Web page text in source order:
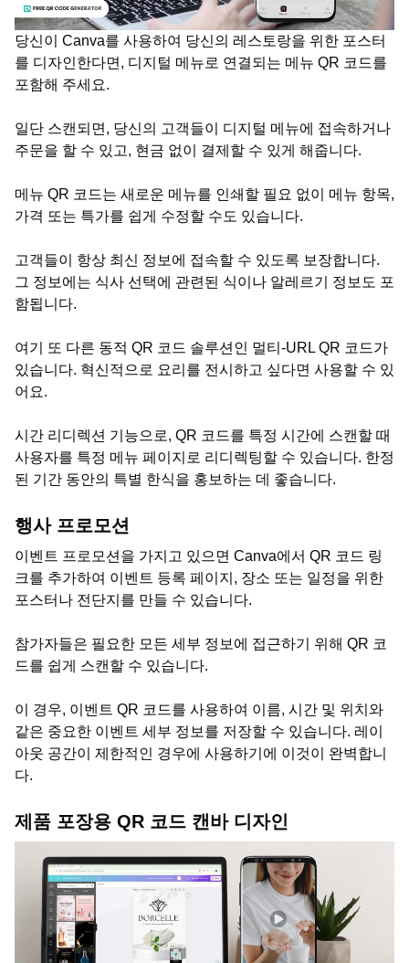
당신이 Canva를 사용하여 당신의 레스토랑을 위한 포스터
를 디자인한다면, 디지털 메뉴로 연결되는 메뉴 QR 코드를
포함해 주세요.
일단 스캔되면, 당신의 고객들이 디지털 메뉴에 접속하거나
주문을 할 수 있고, 현금 없이 결제할 수 있게 해줍니다.
메뉴 QR 코드는 새로운 메뉴를 인쇄할 필요 없이 메뉴 항목,
가격 또는 특가를 쉽게 수정할 수도 있습니다.
고객들이 항상 최신 정보에 접속할 수 있도록 보장합니다.
그 정보에는 식사 선택에 관련된 식이나 알레르기 정보도 포
함됩니다.
여기 또 다른 동적 QR 코드 솔루션인 멀티-URL QR 코드가
있습니다. 혁신적으로 요리를 전시하고 싶다면 사용할 수 있
어요.
시간 리디렉션 기능으로, QR 코드를 특정 시간에 스캔할 때
사용자를 특정 메뉴 페이지로 리디렉팅할 수 있습니다. 한정
된 기간 동안의 특별 한식을 홍보하는 데 좋습니다.
행사 프로모션
이벤트 프로모션을 가지고 있으면 Canva에서 QR 코드 링
크를 추가하여 이벤트 등록 페이지, 장소 또는 일정을 위한
포스터나 전단지를 만들 수 있습니다.
참가자들은 필요한 모든 세부 정보에 접근하기 위해 QR 코
드를 쉽게 스캔할 수 있습니다.
이 경우, 이벤트 QR 코드를 사용하여 이름, 시간 및 위치와
같은 중요한 이벤트 세부 정보를 저장할 수 있습니다. 레이
아웃 공간이 제한적인 경우에 사용하기에 이것이 완벽합니
다.
제품 포장용 QR 코드 캔바 디자인